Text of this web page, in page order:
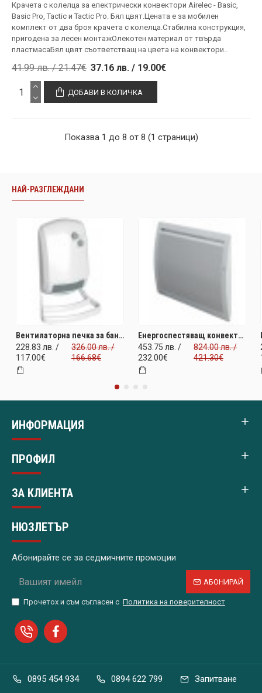
Крачета с колелца за електрически конвектори Airelec - Basic,
Basic Pro, Tactic и Tactic Pro. Бял цвят.Цената е за мобилен
комплект от два броя крачета с колелца.Стабилна конструкция,
пригодена за лесен монтажОлекотен материал от твърда
пластмасаБял цвят съответстващ на цвета на конвектори..
37.16 лв. / 19.00€
41.99 лв. / 21.47€
ДОБАВИ В КОЛИЧКА
Показва 1 до 8 от 8 (1 страници)
НАЙ-РАЗГЛЕЖДАНИ
Вентилаторна печка за баня XANA 1000/1800W. Отопление за бани и санитарни помещения. За площ 22 м2. Промо цена и безплатна доставка. Последна бройка
228.83 лв. /
117.00€
326.00 лв. /
166.68€
Енергоспестяващ конвекторен радиатор Quartea Intelligent 2000W. Инфрачервено отопление за площ до 24 м2. ПОСЛЕДНА БРОЙКА НА ПРОМО ЦЕНА и безплатна доставка
453.75 лв. /
232.00€
824.00 лв. /
421.30€
ИНФОРМАЦИЯ
ПРОФИЛ
ЗА КЛИЕНТА
НЮЗЛЕТЪР
Абонирайте се за седмичните промоции
АБОНИРАЙ
Прочетох и съм съгласен с Политика на поверителност
0895 454 934 0894 622 799 Запитване